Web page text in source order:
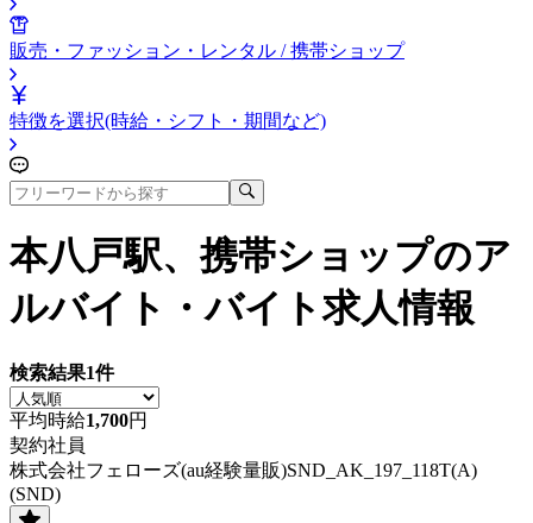
販売・ファッション・レンタル / 携帯ショップ
特徴を選択(時給・シフト・期間など)
本八戸駅、携帯ショップのア
ルバイト・バイト求人情報
検索結果1件
平均時給1,700円
契約社員
株式会社フェローズ(au経験量販)SND_AK_197_118T(A)
(SND)